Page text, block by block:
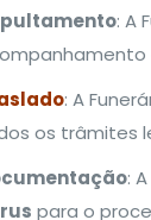
: A
: A
os trâmites
:
para o